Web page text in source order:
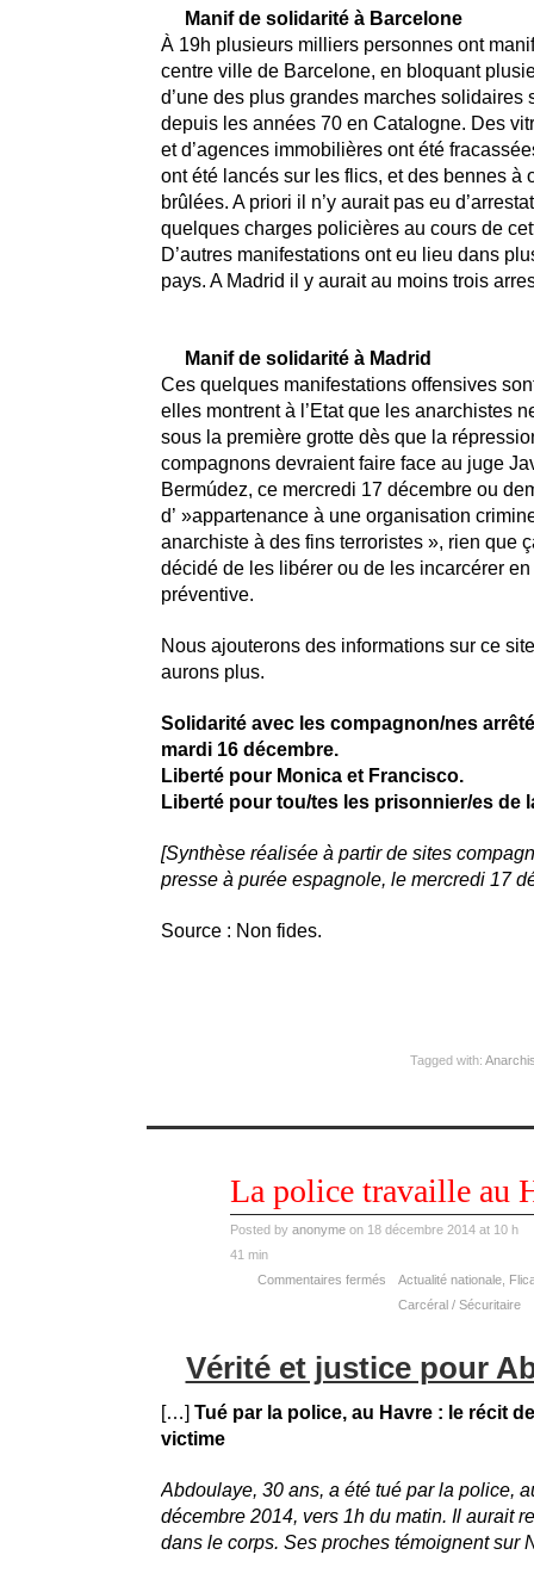
Manif de solidarité à Barcelone
À 19h plusieurs milliers personnes ont
centre ville de Barcelone, en bloquant
d’une des plus grandes marches solidaires
depuis les années 70 en Catalogne. Des
et d’agences immobilières ont été
ont été lancés sur les flics, et des bennes à
brûlées. A priori il n’y aurait pas eu
quelques charges policières au cours de
D’autres manifestations ont eu lieu dans
pays. A Madrid il y aurait au moins trois
Manif de solidarité à Madrid
Ces quelques manifestations offensives
elles montrent à l’Etat que les anarchistes
sous la première grotte dès que la
compagnons devraient faire face au juge
Bermúdez, ce mercredi 17 décembre ou
d’ »appartenance à une organisation
anarchiste à des fins terroristes », rien que
décidé de les libérer ou de les incarcérer
préventive.
Nous ajouterons des informations sur ce
aurons plus.
Solidarité avec les compagnon/nes
mardi 16 décembre.
Liberté pour Monica et Francisco.
Liberté pour tou/tes les prisonnier/es de
[Synthèse réalisée à partir de sites
presse à purée espagnole, le mercredi 17
Source : Non fides.
Tagged with:
La police travaille au
Posted by anonymeon 18 décembre 2014 at 10 h
41 min
Actualité nationale,
Carcéral / Sécuritaire
Commentaires fermés
Vérité et justice pour
[…] Tué par la police, au Havre : le récit
victime
Abdoulaye, 30 ans, a été tué par la police,
décembre 2014, vers 1h du matin. Il aurait
dans le corps. Ses proches témoignent sur